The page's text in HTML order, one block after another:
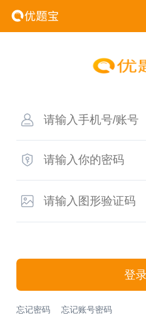
登
忘记密码 忘记账号密码